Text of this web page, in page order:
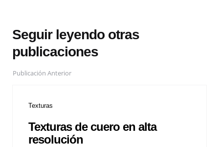
Seguir leyendo otras
publicaciones
Publicación Anterior
Texturas
Texturas de cuero en alta
resolución